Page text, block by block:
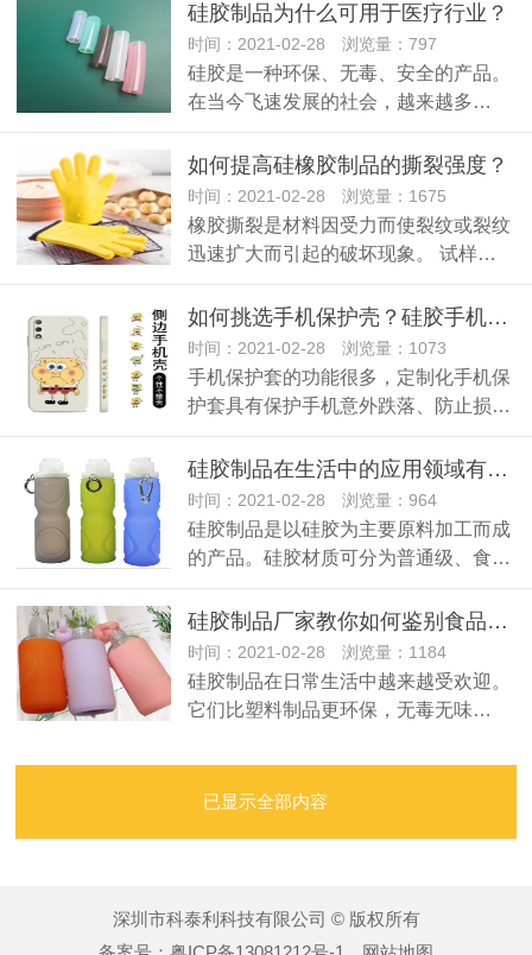
硅胶制品为什么可用于医疗行业？
时间：2021-02-28 浏览量：797
硅胶是一种环保、无毒、安全的产品。
在当今飞速发展的社会，越来越多…
如何提高硅橡胶制品的撕裂强度？
时间：2021-02-28 浏览量：1675
橡胶撕裂是材料因受力而使裂纹或裂纹
迅速扩大而引起的破坏现象。 试样…
如何挑选手机保护壳？硅胶手机壳怎么样？
时间：2021-02-28 浏览量：1073
手机保护套的功能很多，定制化手机保
护套具有保护手机意外跌落、防止损…
硅胶制品在生活中的应用领域有哪些？
时间：2021-02-28 浏览量：964
硅胶制品是以硅胶为主要原料加工而成
的产品。硅胶材质可分为普通级、食…
硅胶制品厂家教你如何鉴别食品级硅胶
时间：2021-02-28 浏览量：1184
硅胶制品在日常生活中越来越受欢迎。
它们比塑料制品更环保，无毒无味…
已显示全部内容
深圳市科泰利科技有限公司 © 版权所有